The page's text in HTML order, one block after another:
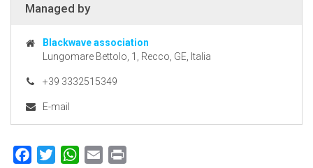
Managed by
Blackwave association
Lungomare Bettolo, 1, Recco, GE, Italia
+39 3332515349
E-mail
FacebookTwitterWhatsApp
Email